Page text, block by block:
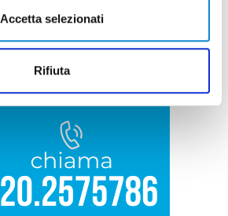
Accetta selezionati
Rifiuta